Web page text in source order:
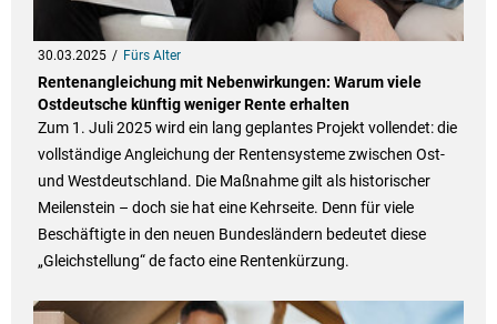
30.03.2025 Fürs Alter
Rentenangleichung mit Nebenwirkungen: Warum viele
Ostdeutsche künftig weniger Rente erhalten
Zum 1. Juli 2025 wird ein lang geplantes Projekt vollendet: die
vollständige Angleichung der Rentensysteme zwischen Ost-
und Westdeutschland. Die Maßnahme gilt als historischer
Meilenstein – doch sie hat eine Kehrseite. Denn für viele
Beschäftigte in den neuen Bundesländern bedeutet diese
„Gleichstellung“ de facto eine Rentenkürzung.